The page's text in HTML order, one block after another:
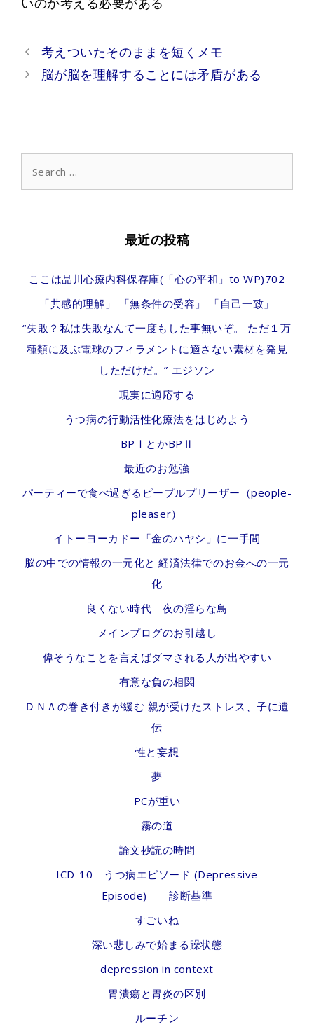
Post
navigation
考えついたそのままを短くメモ
脳が脳を理解することには矛盾がある
最近の投稿
ここは品川心療内科保存庫(「心の平和」to WP)702
「共感的理解」 「無条件の受容」 「自己一致」
“失敗？私は失敗なんて一度もした事無いぞ。 ただ１万
種類に及ぶ電球のフィラメントに適さない素材を発見
しただけだ。” エジソン
現実に適応する
うつ病の行動活性化療法をはじめよう
BPⅠとかBPⅡ
最近のお勉強
パーティーで食べ過ぎるピープルプリーザー（people-
pleaser）
イトーヨーカドー「金のハヤシ」に一手間
脳の中での情報の一元化と 経済法律でのお金への一元
化
良くない時代 夜の淫らな鳥
メインプログのお引越し
偉そうなことを言えばダマされる人が出やすい
有意な負の相関
ＤＮＡの巻き付きが緩む 親が受けたストレス、子に遺
伝
性と妄想
夢
PCが重い
霧の道
論文抄読の時間
ICD-10 うつ病エピソード (Depressive
Episode) 診断基準
すごいね
深い悲しみで始まる躁状態
depression in context
胃潰瘍と胃炎の区別
ルーチン